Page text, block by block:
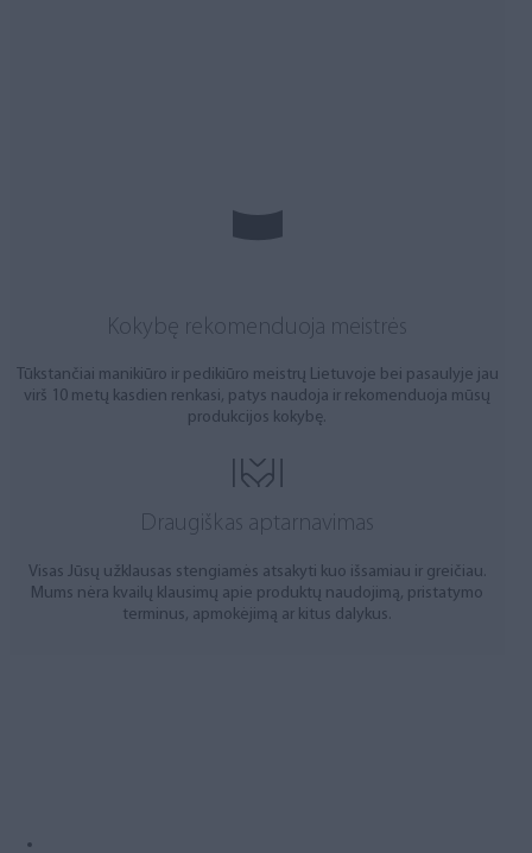
Kokybę rekomenduoja meistrės
Tūkstančiai manikiūro ir pedikiūro meistrų Lietuvoje bei pasaulyje jau
virš 10 metų kasdien renkasi, patys naudoja ir rekomenduoja mūsų
produkcijos kokybę.
Draugiškas aptarnavimas
Visas Jūsų užklausas stengiamės atsakyti kuo išsamiau ir greičiau.
Mums nėra kvailų klausimų apie produktų naudojimą, pristatymo
terminus, apmokėjimą ar kitus dalykus.